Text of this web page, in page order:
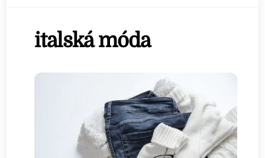
italská móda